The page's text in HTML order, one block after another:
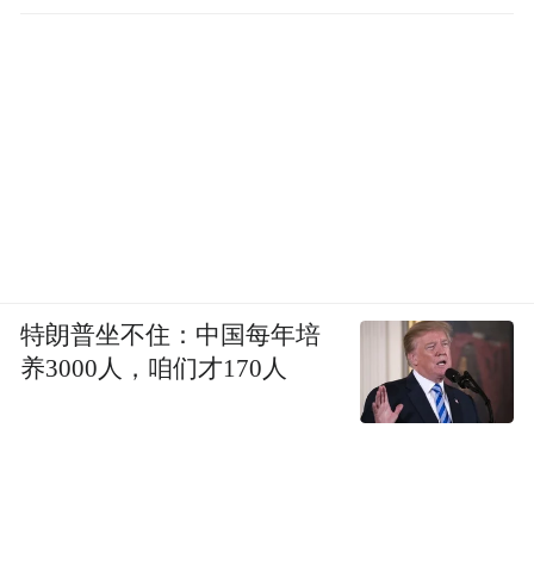
特朗普坐不住：中国每年培
养3000人，咱们才170人